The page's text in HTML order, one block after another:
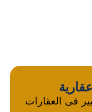
فى العقارات